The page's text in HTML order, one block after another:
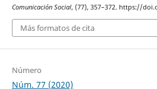
Comunicación Social, (77), 357–372. https://
Más formatos de cita
Número
Núm. 77 (2020)